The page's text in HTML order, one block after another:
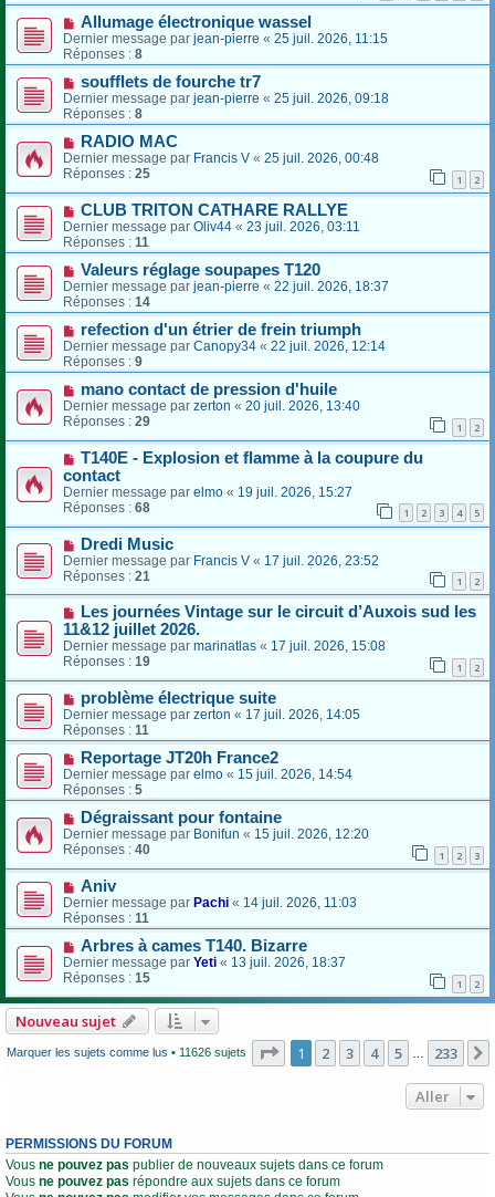
Allumage électronique wassel
Dernier message par jean-pierre « 25 juil. 2026, 11:15
Réponses : 8
soufflets de fourche tr7
Dernier message par jean-pierre « 25 juil. 2026, 09:18
Réponses : 8
RADIO MAC
Dernier message par Francis V « 25 juil. 2026, 00:48
Réponses : 25 1 2
CLUB TRITON CATHARE RALLYE
Dernier message par Oliv44 « 23 juil. 2026, 03:11
Réponses : 11
Valeurs réglage soupapes T120
Dernier message par jean-pierre « 22 juil. 2026, 18:37
Réponses : 14
refection d'un étrier de frein triumph
Dernier message par Canopy34 « 22 juil. 2026, 12:14
Réponses : 9
mano contact de pression d'huile
Dernier message par zerton « 20 juil. 2026, 13:40
Réponses : 29 1 2
T140E - Explosion et flamme à la coupure du
contact
Dernier message par elmo « 19 juil. 2026, 15:27
Réponses : 68 1 2 3 4 5
Dredi Music
Dernier message par Francis V « 17 juil. 2026, 23:52
Réponses : 21 1 2
Les journées Vintage sur le circuit d’Auxois sud les
11&12 juillet 2026.
Dernier message par marinatlas « 17 juil. 2026, 15:08
Réponses : 19 1 2
problème électrique suite
Dernier message par zerton « 17 juil. 2026, 14:05
Réponses : 11
Reportage JT20h France2
Dernier message par elmo « 15 juil. 2026, 14:54
Réponses : 5
Dégraissant pour fontaine
Dernier message par Bonifun « 15 juil. 2026, 12:20
Réponses : 40 1 2 3
Aniv
Dernier message par Pachi « 14 juil. 2026, 11:03
Réponses : 11
Arbres à cames T140. Bizarre
Dernier message par Yeti « 13 juil. 2026, 18:37
Réponses : 15 1 2
Nouveau sujet
Marquer les sujets comme lus • 11626 sujets Page 1sur 233
1 2 3 4 5 233
Aller
PERMISSIONS DU FORUM
Vous ne pouvez pas publier de nouveaux sujets dans ce forum
Vous ne pouvez pas répondre aux sujets dans ce forum